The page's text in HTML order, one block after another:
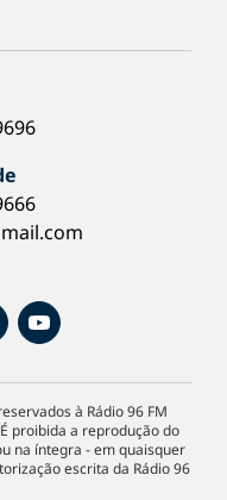
à Rádio 96 FM
proibida a reprodução do
na íntegra - em quaisquer
escrita da Rádio 96